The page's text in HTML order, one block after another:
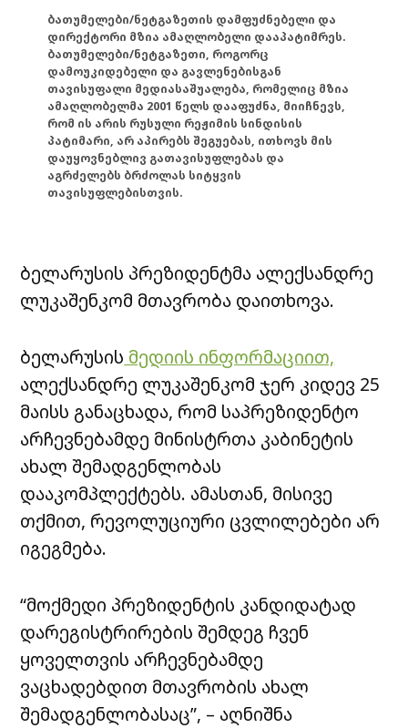
ბათუმელები/ნეტგაზეთის დამფუძნებელი და
დირექტორი მზია ამაღლობელი დააპატიმრეს.
ბათუმელები/ნეტგაზეთი, როგორც
დამოუკიდებელი და გავლენებისგან
თავისუფალი მედიასაშუალება, რომელიც მზია
ამაღლობელმა 2001 წელს დააფუძნა, მიიჩნევს,
რომ ის არის რუსული რეჟიმის სინდისის
პატიმარი, არ აპირებს შეგუებას, ითხოვს მის
დაუყოვნებლივ გათავისუფლებას და
აგრძელებს ბრძოლას სიტყვის
თავისუფლებისთვის.
ბელარუსის პრეზიდენტმა ალექსანდრე
ლუკაშენკომ მთავრობა დაითხოვა.
ბელარუსის მედიის ინფორმაციით,
ალექსანდრე ლუკაშენკომ ჯერ კიდევ 25
მაისს განაცხადა, რომ საპრეზიდენტო
არჩევნებამდე მინისტრთა კაბინეტის
ახალ შემადგენლობას
დააკომპლექტებს. ამასთან, მისივე
თქმით, რევოლუციური ცვლილებები არ
იგეგმება.
“მოქმედი პრეზიდენტის კანდიდატად
დარეგისტრირების შემდეგ ჩვენ
ყოველთვის არჩევნებამდე
ვაცხადებდით მთავრობის ახალ
შემადგენლობასაც”, – აღნიშნა